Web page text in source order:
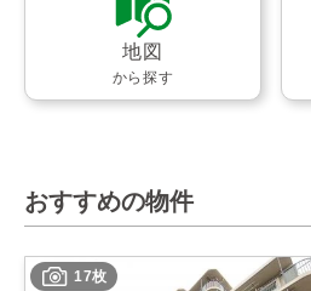
地図
から探す
おすすめの物件
17枚